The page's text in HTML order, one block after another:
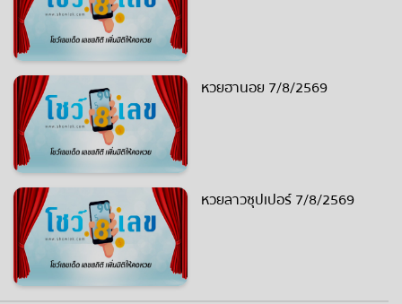
หวยฮานอย 7/8/2569
หวยลาวซุปเปอร์ 7/8/2569